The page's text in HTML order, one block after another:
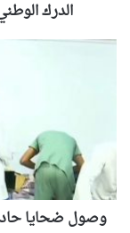
الدرك
وصول
السياحية
إلى
مستشفى
البوني
بعنابة
وصول ضحايا